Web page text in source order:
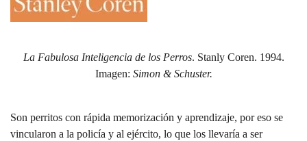
La Fabulosa Inteligencia de los Perros. Stanly Coren. 1994.
Imagen: Simon & Schuster.
Son perritos con rápida memorización y aprendizaje, por eso se
vincularon a la policía y al ejército, lo que los llevaría a ser